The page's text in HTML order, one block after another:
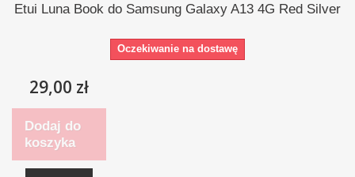
Etui Luna Book do Samsung Galaxy A13 4G Red Silver
Oczekiwanie na dostawę
29,00 zł
Dodaj do
koszyka